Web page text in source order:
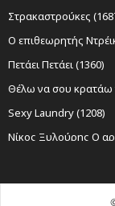
Στρακαστρούκες
Ο επιθεωρητής
Πετάει Πετάει (1360)
Θέλω να σου κρατάω
Sexy Laundry (1208)
Νίκος Ξυλούρης Ο
Όχι Άλλο Κάρβουνο